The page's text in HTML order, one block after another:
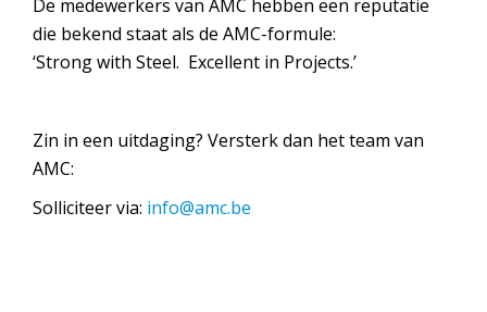
De medewerkers van AMC hebben een reputatie
die bekend staat als de AMC-formule:
‘Strong with Steel. Excellent in Projects.’
Zin in een uitdaging? Versterk dan het team van
AMC:
Solliciteer via: info@amc.be